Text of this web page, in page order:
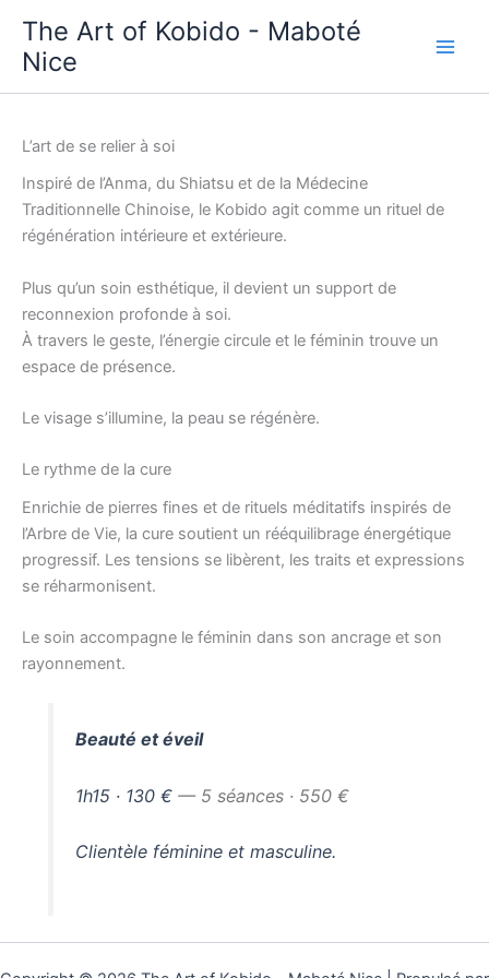
contenu
The Art of Kobido - Maboté
Nice
L’art de se relier à soi
Inspiré de l’Anma, du Shiatsu et de la Médecine
Traditionnelle Chinoise, le Kobido agit comme un rituel de
régénération intérieure et extérieure.
Plus qu’un soin esthétique, il devient un support de
reconnexion profonde à soi.
À travers le geste, l’énergie circule et le féminin trouve un
espace de présence.
Le visage s’illumine, la peau se régénère.
Le rythme de la cure
Enrichie de pierres fines et de rituels méditatifs inspirés de
l’Arbre de Vie, la cure soutient un rééquilibrage énergétique
progressif. Les tensions se libèrent, les traits et expressions
se réharmonisent.
Le soin accompagne le féminin dans son ancrage et son
rayonnement.
Beauté et éveil
1h15 · 130 €— 5 séances · 550 €
Clientèle féminine et masculine.